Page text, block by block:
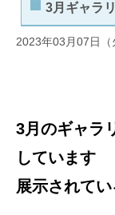
3月ギャラ
2023年03月07日（
3月のギャラ
しています
展示されて